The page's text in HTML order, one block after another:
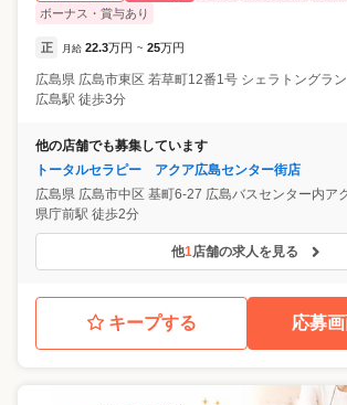
ボーナス・賞与あり
正 月給 22.3万円 ~ 25万円
広島県 広島市東区 若草町12番1号 シェラトングラントホテル8Fシ
広島駅 徒歩3分
他の店舗でも募集しています
トータルセラピー アクア広島センター街店
広島県 広島市中区 基町6-27 広島バスセンター内アク
県庁前駅 徒歩2分
他1店舗の求人を見る
キープする 応募